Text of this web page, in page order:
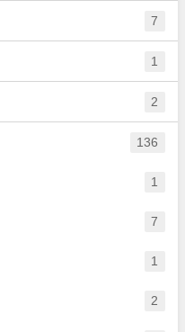
7
1
2
136
1
7
1
2